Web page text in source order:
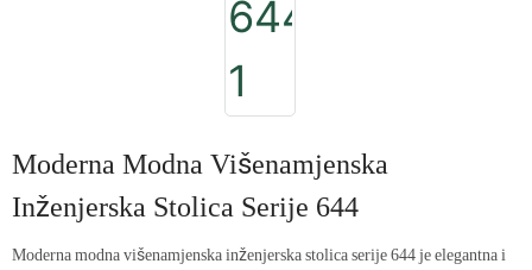
Moderna Modna Višenamjenska
Inženjerska Stolica Serije 644
Moderna modna višenamjenska inženjerska stolica serije 644 je elegantna i